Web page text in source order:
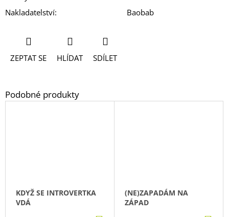
Nakladatelství: Baobab
ZEPTAT SE HLÍDAT SDÍLET
KDYŽ SE INTROVERTKA
VDÁ
(NE)ZAPADÁM NA
ZÁPAD